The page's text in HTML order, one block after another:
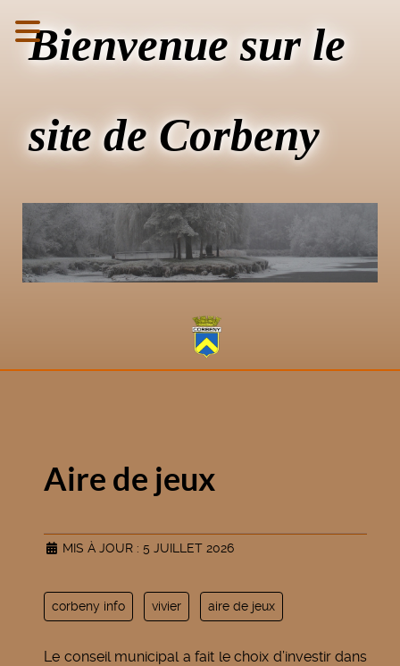
Bienvenue sur le
site de Corbeny
Aire de jeux
MIS À JOUR : 5 JUILLET 2026
corbeny info vivier aire de jeux
Le conseil municipal a fait le choix d’investir dans